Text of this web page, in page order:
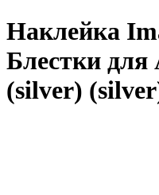
Наклейка
Блестки для
(silver)